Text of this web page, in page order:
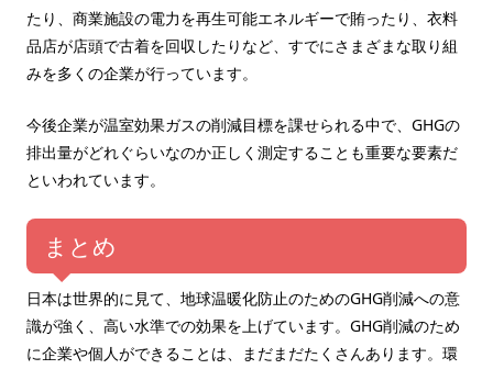
たり、商業施設の電力を再生可能エネルギーで賄ったり、衣料
品店が店頭で古着を回収したりなど、すでにさまざまな取り組
みを多くの企業が行っています。
今後企業が温室効果ガスの削減目標を課せられる中で、GHGの
排出量がどれぐらいなのか正しく測定することも重要な要素だ
といわれています。
まとめ
日本は世界的に見て、地球温暖化防止のためのGHG削減への意
識が強く、高い水準での効果を上げています。GHG削減のため
に企業や個人ができることは、まだまだたくさんあります。環